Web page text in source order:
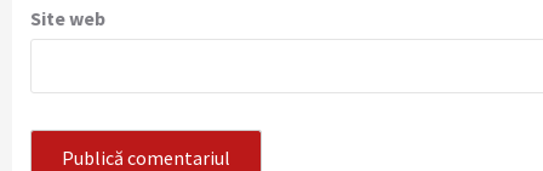
Site web